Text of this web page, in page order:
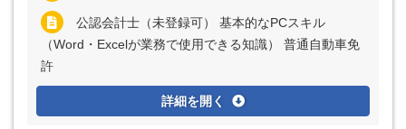
公認会計士（未登録可） 基本的なPCスキル
（Word・Excelが業務で使用できる知識） 普通自動車免
許
詳細を開く